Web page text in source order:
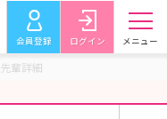
会員登録 ログイン メニュー
先輩詳細